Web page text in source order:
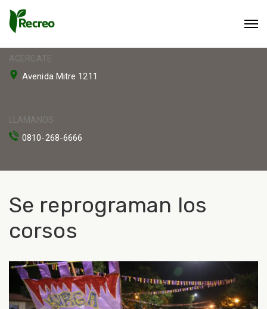
ACERCATE
Avenida Mitre 1211
LLAMANOS
0810-268-6666
Se reprograman los
corsos